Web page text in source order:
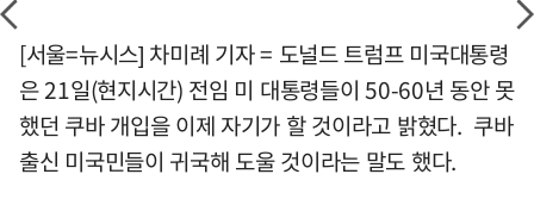
[서울=뉴시스] 차미례 기자 = 도널드 트럼프 미국대통령
은 21일(현지시간) 전임 미 대통령들이 50-60년 동안 못
했던 쿠바 개입을 이제 자기가 할 것이라고 밝혔다. 쿠바
출신 미국민들이 귀국해 도울 것이라는 말도 했다.